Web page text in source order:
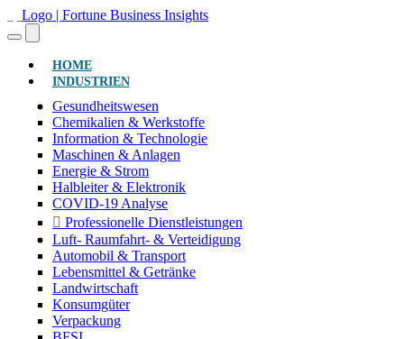
HOME(AKTUELL)
INDUSTRIEN
Gesundheitswesen
Chemikalien & Werkstoffe
Information & Technologie
Maschinen & Anlagen
Energie & Strom
Halbleiter & Elektronik
COVID-19 Analyse
Professionelle Dienstleistungen
Luft- Raumfahrt- & Verteidigung
Automobil & Transport
Lebensmittel & Getränke
Landwirtschaft
Konsumgüter
Verpackung